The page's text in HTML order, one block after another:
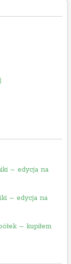
– edycja na
– edycja na
– kupiłem